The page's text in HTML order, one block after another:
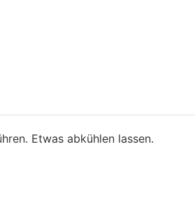
Etwas abkühlen lassen.